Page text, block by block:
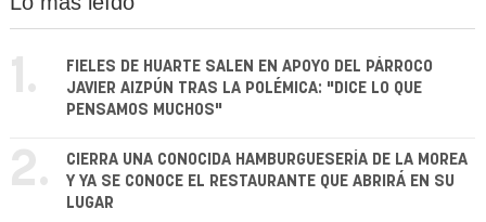
1.
FIELES DE HUARTE SALEN EN APOYO DEL PÁRROCO
JAVIER AIZPÚN TRAS LA POLÉMICA: "DICE LO QUE
PENSAMOS MUCHOS"
2.
CIERRA UNA CONOCIDA HAMBURGUESERÍA DE LA MOREA
Y YA SE CONOCE EL RESTAURANTE QUE ABRIRÁ EN SU
LUGAR